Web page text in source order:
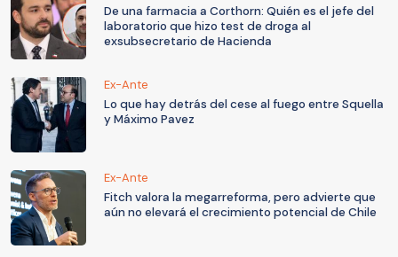
De una farmacia a Corthorn: Quién es el jefe del
laboratorio que hizo test de droga al
exsubsecretario de Hacienda
Ex-Ante
Lo que hay detrás del cese al fuego entre Squella
y Máximo Pavez
Ex-Ante
Fitch valora la megarreforma, pero advierte que
aún no elevará el crecimiento potencial de Chile